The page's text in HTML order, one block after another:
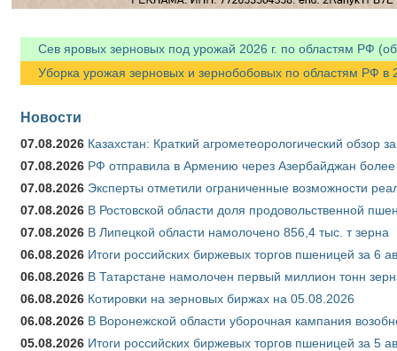
Сев яровых зерновых под урожай 2026 г. по областям РФ
Уборка урожая зерновых и зернобобовых по областям РФ в
Новости
07.08.2026 Казахстан: Краткий агрометеорологический обзор
07.08.2026 РФ отправила в Армению через Азербайджан более
07.08.2026 Эксперты отметили ограниченные возможности
07.08.2026 В Ростовской области доля продовольственной
07.08.2026 В Липецкой области намолочено 856,4 тыс. т зерна
06.08.2026 Итоги российских биржевых торгов пшеницей за 6
06.08.2026 В Татарстане намолочен первый миллион тонн
06.08.2026 Котировки на зерновых биржах на 05.08.2026
06.08.2026 В Воронежской области уборочная кампания
05.08.2026 Итоги российских биржевых торгов пшеницей за 5